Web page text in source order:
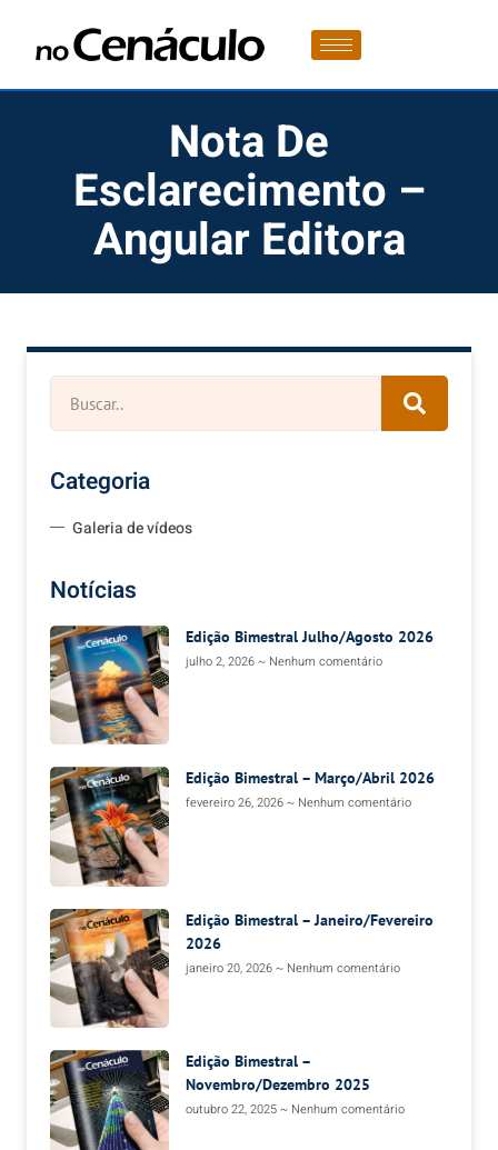
Nota De
Esclarecimento –
Angular Editora
Categoria
Galeria de vídeos
Notícias
Edição Bimestral Julho/Agosto 2026
julho 2, 2026 Nenhum comentário
Edição Bimestral – Março/Abril 2026
fevereiro 26, 2026 Nenhum comentário
Edição Bimestral – Janeiro/Fevereiro
2026
janeiro 20, 2026 Nenhum comentário
Edição Bimestral –
Novembro/Dezembro 2025
outubro 22, 2025 Nenhum comentário